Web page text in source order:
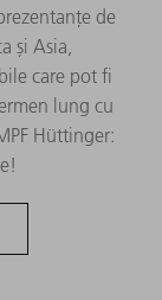
de
și Asia,
care pot fi
lung cu
Hüttinger: